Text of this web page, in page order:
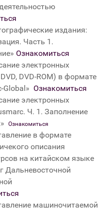
издания:
Часть 1.
Ознакомиться
электронных
DVD-ROM) в формате
Global» Ознакомиться
электронных
Ч. 1. Заполнение
Ознакомиться
в формате
описания
на китайском языке
Дальневосточной
машиночитаемой